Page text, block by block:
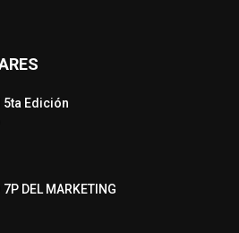
5ta Edición
7P DEL MARKETING